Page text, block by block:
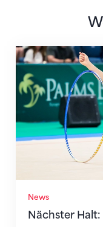
News
Nächster
Nächster Halt: